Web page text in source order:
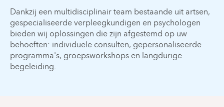
Dankzij een multidisciplinair team bestaande uit artsen,
gespecialiseerde verpleegkundigen en psychologen
bieden wij oplossingen die zijn afgestemd op uw
behoeften: individuele consulten, gepersonaliseerde
programma's, groepsworkshops en langdurige
begeleiding.